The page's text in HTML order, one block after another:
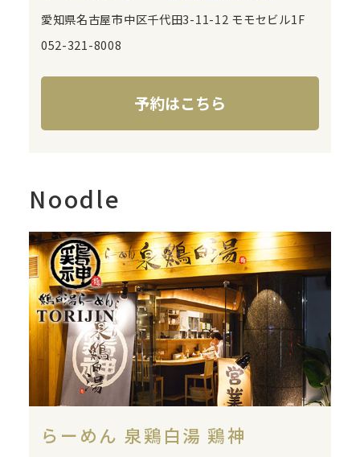
愛知県名古屋市中区千代田3-11-12 モモセビル1F
052-321-8008
予約はこちら
Noodle
らーめん 泉鶏白湯 鶏神